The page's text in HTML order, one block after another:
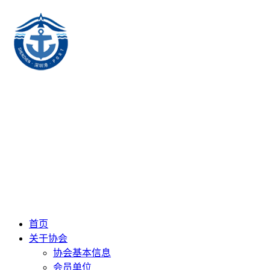
首页
关于协会
协会基本信息
会员单位